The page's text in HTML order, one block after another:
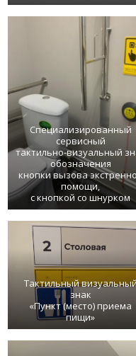
Специализированный
сервисный
тактильно-визуальный
обозначения
кнопки вызова
помощи,
с кнопкой со шнурком
Тактильный
знак
«Пункт (место) приема
пищи»